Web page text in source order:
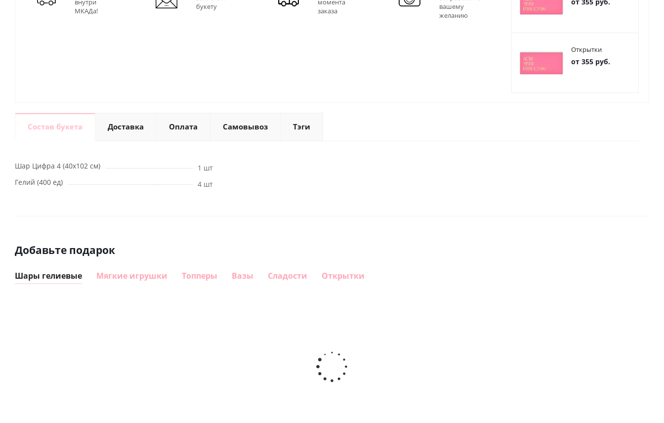
внутри
МКАДа!
букету
момента
заказа
вашему
желанию
Открытки
от 355 руб.
Состав букета Доставка Оплата Самовывоз Тэги
Шар Цифра 4 (40х102 см)
1 шт
Гелий (400 ед)
4 шт
Добавьте подарок
Шары гелиевые Мягкие игрушки Топперы Вазы Сладости Открытки
гелиевый
цифра 1
(40х102